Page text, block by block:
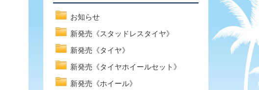
お知らせ
新発売《スタッドレスタイヤ》
新発売《タイヤ》
新発売《タイヤホイールセット》
新発売《ホイール》